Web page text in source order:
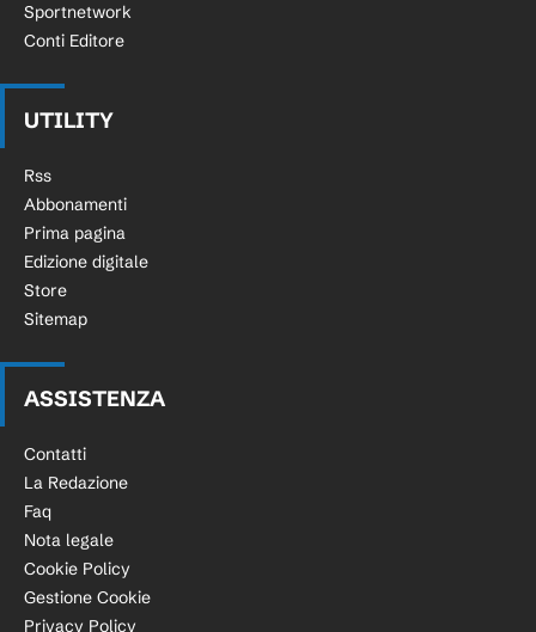
Sportnetwork
Conti Editore
UTILITY
Rss
Abbonamenti
Prima pagina
Edizione digitale
Store
Sitemap
ASSISTENZA
Contatti
La Redazione
Faq
Nota legale
Cookie Policy
Gestione Cookie
Privacy Policy